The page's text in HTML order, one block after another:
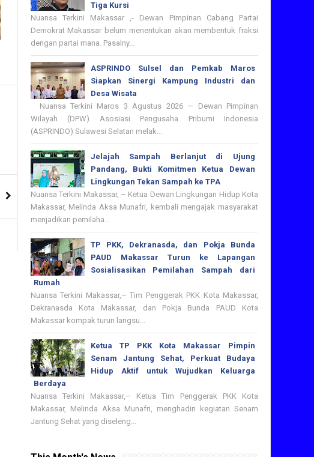
Tiga Kursi
Nuansa Terkini Makassar ,- Dewan Pimpinan Cabang Partai
Demokrat Makassar belum menentukan akan membentuk fraksi
dengan partai mana. Pasalny...
ASPRINDO Sulsel dan Pemkab Maros
Siapkan Sinergi Kampung Industri dan
Desa Wisata
Nuansa Terkini Maros 3 Agustus 2026 — Dewan Pimpinan
Wilayah (DPW) Asosiasi Pengusaha Pribumi Indonesia
(ASPRINDO) Sulawesi Selatan melak...
Jelajah Sampah Berlanjut di Ujung
Pandang, Bukti Komitmen Ketua Dewan
Lingkungan Tekan Sampah ke TPA
Nuansa Terkini Makassar, – Ketua Dewan Lingkungan Hidup Kota
Makassar, Melinda Aksa Munafri, kembali mengajak masyarakat
menjadikan pemilaha...
TP PKK, Dekranasda, dan Pokja Bunda
PAUD Makassar Turun ke Lapangan
Sosialisasikan Pemilahan Sampah dari
Rumah
Nuansa Terkini Makassar,– Tim Penggerak PKK Kota Makassar,
Dekranasda Kota Makassar, dan Pokja Bunda PAUD Kota
Makassar kompak turun langsu...
Ketua TP PKK Kota Makassar Pimpin
Senam Jantung Sehat, Perkuat Budaya
Hidup Aktif untuk Wujudkan Keluarga
Berdaya
Nuansa Terkini Makassar,– Ketua Tim Penggerak PKK Kota
Makassar, Melinda Aksa Munafri, menghadiri kegiatan Senam
Jantung Sehat yang diseleng...